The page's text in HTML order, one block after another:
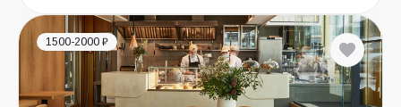
1500-2000 ₽